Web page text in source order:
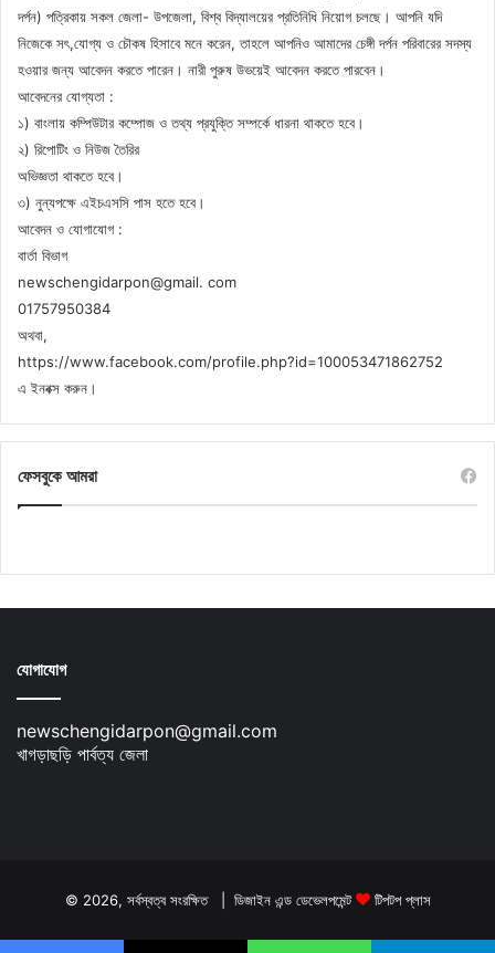
দর্পন) পত্রিকায় সকল জেলা- উপজেলা, বিশ্ব বিদ্যালয়ের প্রতিনিধি নিয়োগ চলছে। আপনি যদি
নিজেকে সৎ,যোগ্য ও চৌকষ হিসাবে মনে করেন, তাহলে আপনিও আমাদের চেঙ্গী দর্পন পরিবারের সদস্য
হওয়ার জন্য আবেদন করতে পারেন। নারী পুরুষ উভয়েই আবেদন করতে পারবেন।
আবেদনের যোগ্যতা :
১) বাংলায় কম্পিউটার কম্পোজ ও তথ্য প্রযুক্তি সম্পর্কে ধারনা থাকতে হবে।
২) রিপোটিং ও নিউজ তৈরির
অভিজ্ঞতা থাকতে হবে।
৩) নুন্যপক্ষে এইচএসসি পাস হতে হবে।
আবেদন ও যোগাযোগ :
বার্তা বিভাগ
newschengidarpon@gmail. com
01757950384
অথবা,
https://www.facebook.com/profile.php?id=100053471862752
এ ইনবক্স করুন।
ফেসবুকে আমরা
যোগাযোগ
newschengidarpon@gmail.com
খাগড়াছড়ি পার্বত্য জেলা
© 2026, সর্বস্বত্ব সংরক্ষিত | ডিজাইন এন্ড ডেভেলপমেন্ট টিপটপ প্লাস